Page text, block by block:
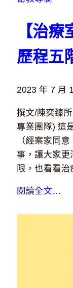
【治
歷程五
2023 年 7 月
撰文/陳奕臻
專業團隊) 這
（經案家同
事，讓大家更
限，也看看
閱讀全文…